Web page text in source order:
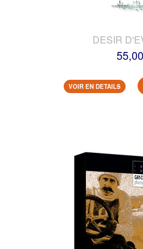
DESIR
VOIR EN DETAILS